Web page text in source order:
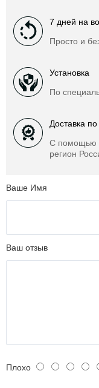
7 дней на
Просто и
Установка
По
Доставка
С помощью
регион
Ваше Имя
Ваш отзыв
Плохо